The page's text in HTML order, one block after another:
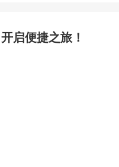
启便捷之旅！